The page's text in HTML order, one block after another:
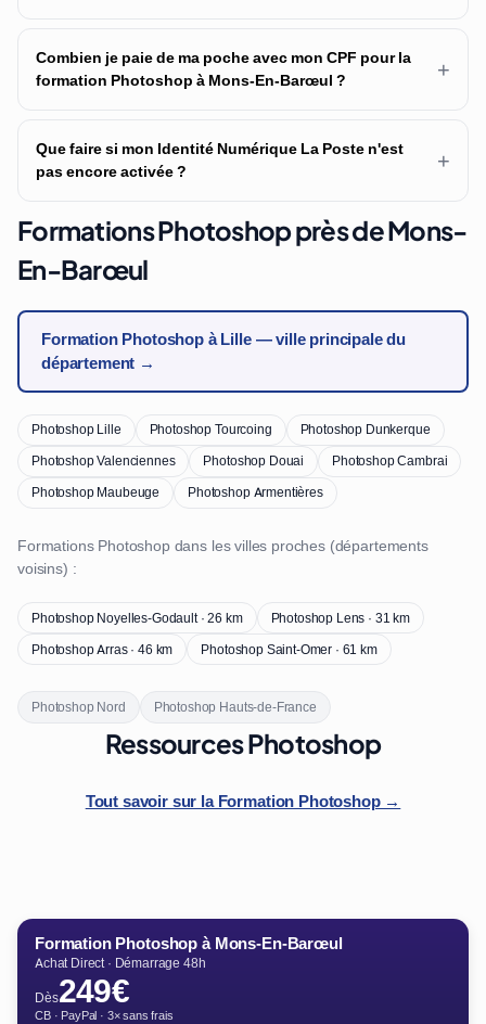
Combien je paie de ma poche avec mon CPF pour la
formation Photoshop à Mons-En-Barœul ?
+
Que faire si mon Identité Numérique La Poste n'est
pas encore activée ?
+
Formations Photoshop près de Mons-
En-Barœul
Formation Photoshop à Lille — ville principale du
département →
Photoshop Lille Photoshop Tourcoing
Photoshop Dunkerque
Photoshop Valenciennes
Photoshop Douai
Photoshop Cambrai
Photoshop Maubeuge
Photoshop Armentières
Formations Photoshop dans les villes proches (départements
voisins) :
Photoshop Noyelles-Godault · 26 km
Photoshop Lens · 31 km
Photoshop Arras · 46 km
Photoshop Saint-Omer · 61 km
Photoshop Nord Photoshop Hauts-de-France
Ressources Photoshop
Tout savoir sur la Formation Photoshop →
Formation Photoshop à Mons-En-Barœul
Achat Direct · Démarrage 48h
Dès249€
CB · PayPal · 3× sans frais